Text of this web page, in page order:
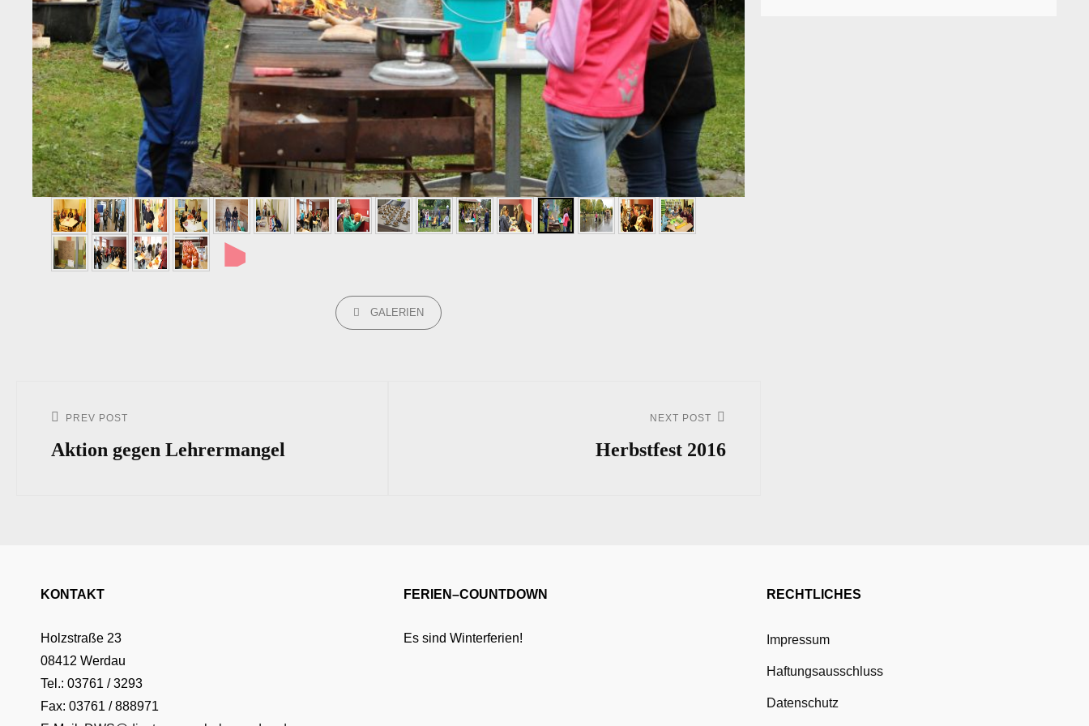
►
CATEGORIES
GALERIEN
Navigation
Previous
Post
PREV POST
Aktion gegen Lehrermangel
NEXT POST
Herbstfest 2016
KONTAKT
Holzstraße 23
08412 Werdau
Tel.: 03761 / 3293
Fax: 03761 / 888971
FERIEN–COUNTDOWN
Es sind Winterferien!
RECHTLICHES
Impressum
Haftungsausschluss
Datenschutz